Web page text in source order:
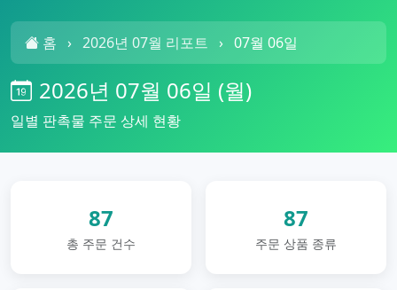
총 87건 주문, 87종 상품
분야: 기타, 생활용품, 컵/텀블러, 펜/필기구, 가방/파우치, 수건
홈 › 2026년 07월 리포트 › 07월 06일
2026년 07월 06일 (월)
일별 판촉물 주문 상세 현황
87
총 주문 건수
87
주문 상품 종류